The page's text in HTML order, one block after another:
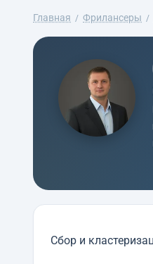
Главная Фрилансеры
Сбор и